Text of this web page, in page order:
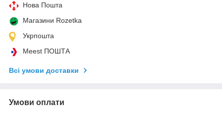
Нова Пошта
Магазини Rozetka
Укрпошта
Meest ПОШТА
Всі умови доставки
Умови оплати